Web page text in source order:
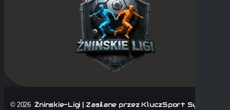
© 2026Żninskie-Ligi | Zasilane przez KluczSport System |